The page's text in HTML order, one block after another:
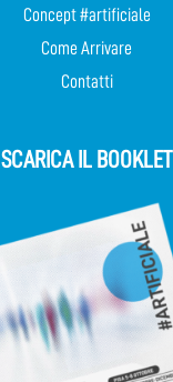
Concept #artificiale
Come Arrivare
Contatti
SCARICA IL BOOKLET